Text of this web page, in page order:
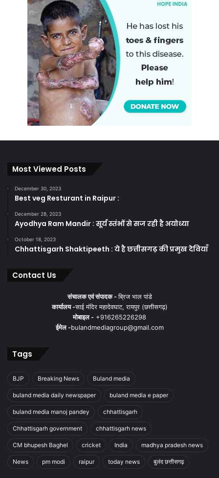
Most Viewed Posts
December 30, 2023
Best veg Resturant in Raipur :
December 28, 2023
Ayodhya Ram Mandir : सूर्य स्तंभों से सज रही है अयोध्या
October 18, 2023
Chhattisgarh Shaktipeeth : ये है छत्तीसगढ़ की प्रमुख देवियाँ
Contact Us
संचालक एवं संपादक -ब्रिज भाल पांडे
कार्यालय -साई मंदिर महादेवघाट, रायपुर (छत्तीसगढ़)
मोबाइल - +916265226298
ईमेल -bulandmediagroup@gmail.com
Tags
BJP Breaking News Buland media
buland media daily newspaper buland media e paper
buland media manoj pandey chhattisgarh
Chhattisgarh government chhattisgarh news
CM bhupesh Baghel cricket India madhya pradesh news
News pm modi raipur today news बुलंद छत्तीसगढ़